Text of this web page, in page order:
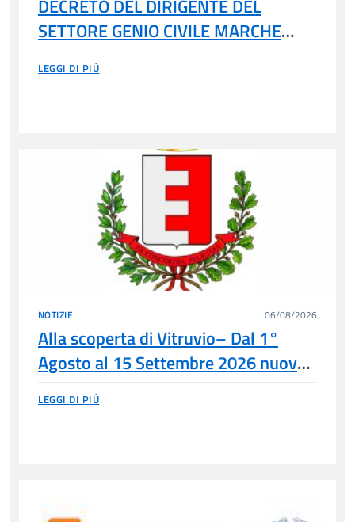
DECRETO DEL DIRIGENTE DEL
SETTORE GENIO CIVILE MARCHE
LEGGI DI PIÙ
NOTIZIE 06/08/2026
Alla scoperta di Vitruvio– Dal 1°
Agosto al 15 Settembre 2026 nuova
programmazione
LEGGI DI PIÙ